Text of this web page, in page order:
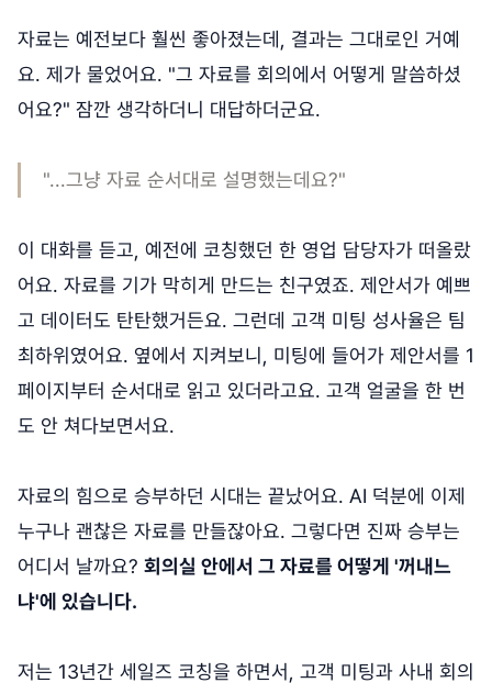
자료는 예전보다 훨씬 좋아졌는데, 결과는 그대로인 거예
요. 제가 물었어요. "그 자료를 회의에서 어떻게 말씀하셨
어요?" 잠깐 생각하더니 대답하더군요.
"...그냥 자료 순서대로 설명했는데요?"
이 대화를 듣고, 예전에 코칭했던 한 영업 담당자가 떠올랐
어요. 자료를 기가 막히게 만드는 친구였죠. 제안서가 예쁘
고 데이터도 탄탄했거든요. 그런데 고객 미팅 성사율은 팀
최하위였어요. 옆에서 지켜보니, 미팅에 들어가 제안서를 1
페이지부터 순서대로 읽고 있더라고요. 고객 얼굴을 한 번
도 안 쳐다보면서요.
자료의 힘으로 승부하던 시대는 끝났어요. AI 덕분에 이제
누구나 괜찮은 자료를 만들잖아요. 그렇다면 진짜 승부는
어디서 날까요? 회의실 안에서 그 자료를 어떻게 '꺼내느
냐'에 있습니다.
저는 13년간 세일즈 코칭을 하면서, 고객 미팅과 사내 회의